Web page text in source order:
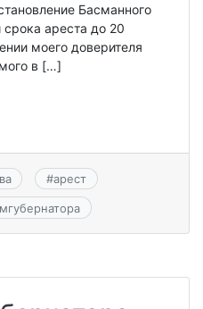
Басманного
ареста до 20
моего доверителя
в […]
#арест